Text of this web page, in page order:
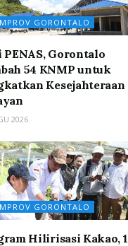
GORONTALO
PENAS, Gorontalo
54 KNMP untuk
Kesejahteraan
2026
GORONTALO
Hilirisasi Kakao, 1